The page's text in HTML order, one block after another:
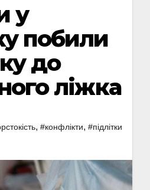
у
побили
до
ліжка
, #конфлікти, #підлітки